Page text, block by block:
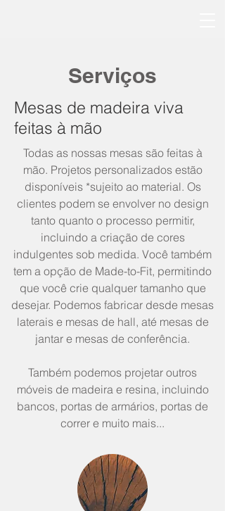
Serviços
Mesas de madeira viva
feitas à mão
Todas as nossas mesas são feitas à
mão. Projetos personalizados estão
disponíveis *sujeito ao material. Os
clientes podem se envolver no design
tanto quanto o processo permitir,
incluindo a criação de cores
indulgentes sob medida. Você também
tem a opção de Made-to-Fit, permitindo
que você crie qualquer tamanho que
desejar. Podemos fabricar desde mesas
laterais e mesas de hall, até mesas de
jantar e mesas de conferência.
Também podemos projetar outros
móveis de madeira e resina, incluindo
bancos, portas de armários, portas de
correr e muito mais...